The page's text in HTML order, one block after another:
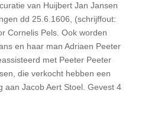
van Huijbert Jan Jansen
dd 25.6.1606, (schrijffout:
Cornelis Pels. Ook worden
en haar man Adriaen Peeter
met Peeter Peeter
die verkocht hebben een
aan Jacob Aert Stoel. Gevest 4